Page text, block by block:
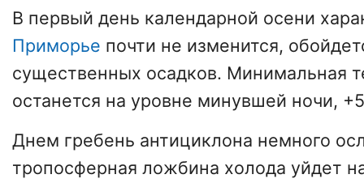
В первый день календарной осени
Приморье почти не изменится,
существенных осадков. Минимальная
останется на уровне минувшей ночи,
Днем гребень антициклона немного
тропосферная ложбина холода уйдет